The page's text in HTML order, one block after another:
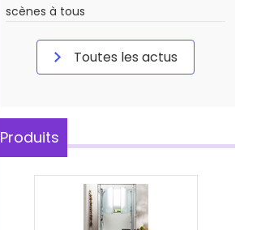
scènes à tous
Toutes les actus
Produits